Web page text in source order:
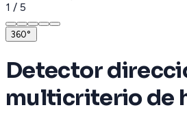
1 / 5
360°
Detector
multicriterio de